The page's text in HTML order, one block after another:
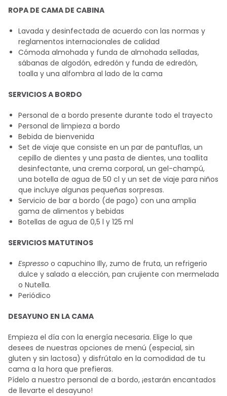
ROPA DE CAMA DE CABINA
Lavada y desinfectada de acuerdo con las normas y
reglamentos internacionales de calidad
Cómoda almohada y funda de almohada selladas,
sábanas de algodón, edredón y funda de edredón,
toalla y una alfombra al lado de la cama
SERVICIOS A BORDO
Personal de a bordo presente durante todo el trayecto
Personal de limpieza a bordo
Bebida de bienvenida
Set de viaje que consiste en un par de pantuflas, un
cepillo de dientes y una pasta de dientes, una toallita
desinfectante, una crema corporal, un gel-champú,
una botella de agua de 50 cl y un set de viaje para niños
que incluye algunas pequeñas sorpresas.
Servicio de bar a bordo (de pago) con una amplia
gama de alimentos y bebidas
Botellas de agua de 0,5 l y 125 ml
SERVICIOS MATUTINOS
Espresso o capuchino Illy, zumo de fruta, un refrigerio
dulce y salado a elección, pan crujiente con mermelada
o Nutella.
Periódico
DESAYUNO EN LA CAMA
Empieza el día con la energía necesaria. Elige lo que
desees de nuestras opciones de menú (especial, sin
gluten y sin lactosa) y disfrútalo en la comodidad de tu
cama a la hora que prefieras.
Pídelo a nuestro personal de a bordo, ¡estarán encantados
de llevarte el desayuno!